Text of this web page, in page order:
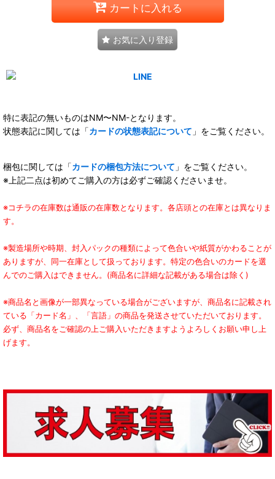
カートに入れる
お気に入り登録
特に表記の無いものはNM〜NM-となります。
状態表記に関しては「カードの状態表記について 」をご覧ください。
梱包に関しては「カードの梱包方法について 」をご覧ください。
※上記二点は初めてご購入の方は必ずご確認くださいませ。
※コチラの在庫数は通販の在庫数となります。各店頭との在庫とは異なりま
す。
※製造場所や時期、封入パックの種類によって色合いや紙質がかわることが
ありますが、同一在庫として扱っております。特定の色合いのカードを選
んでのご購入はできません。(商品名に詳細な記載がある場合は除く)
※商品名と画像が一部異なっている場合がございますが、商品名に記載され
ている「カード名」、「言語」の商品を発送させていただいております。
必ず、商品名をご確認の上ご購入いただきますようよろしくお願い申し上
げます。